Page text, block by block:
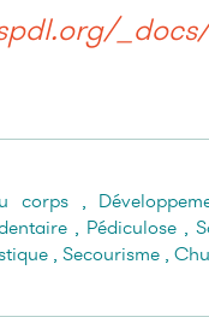
corps,
, Pédiculose ,
, Secourisme,